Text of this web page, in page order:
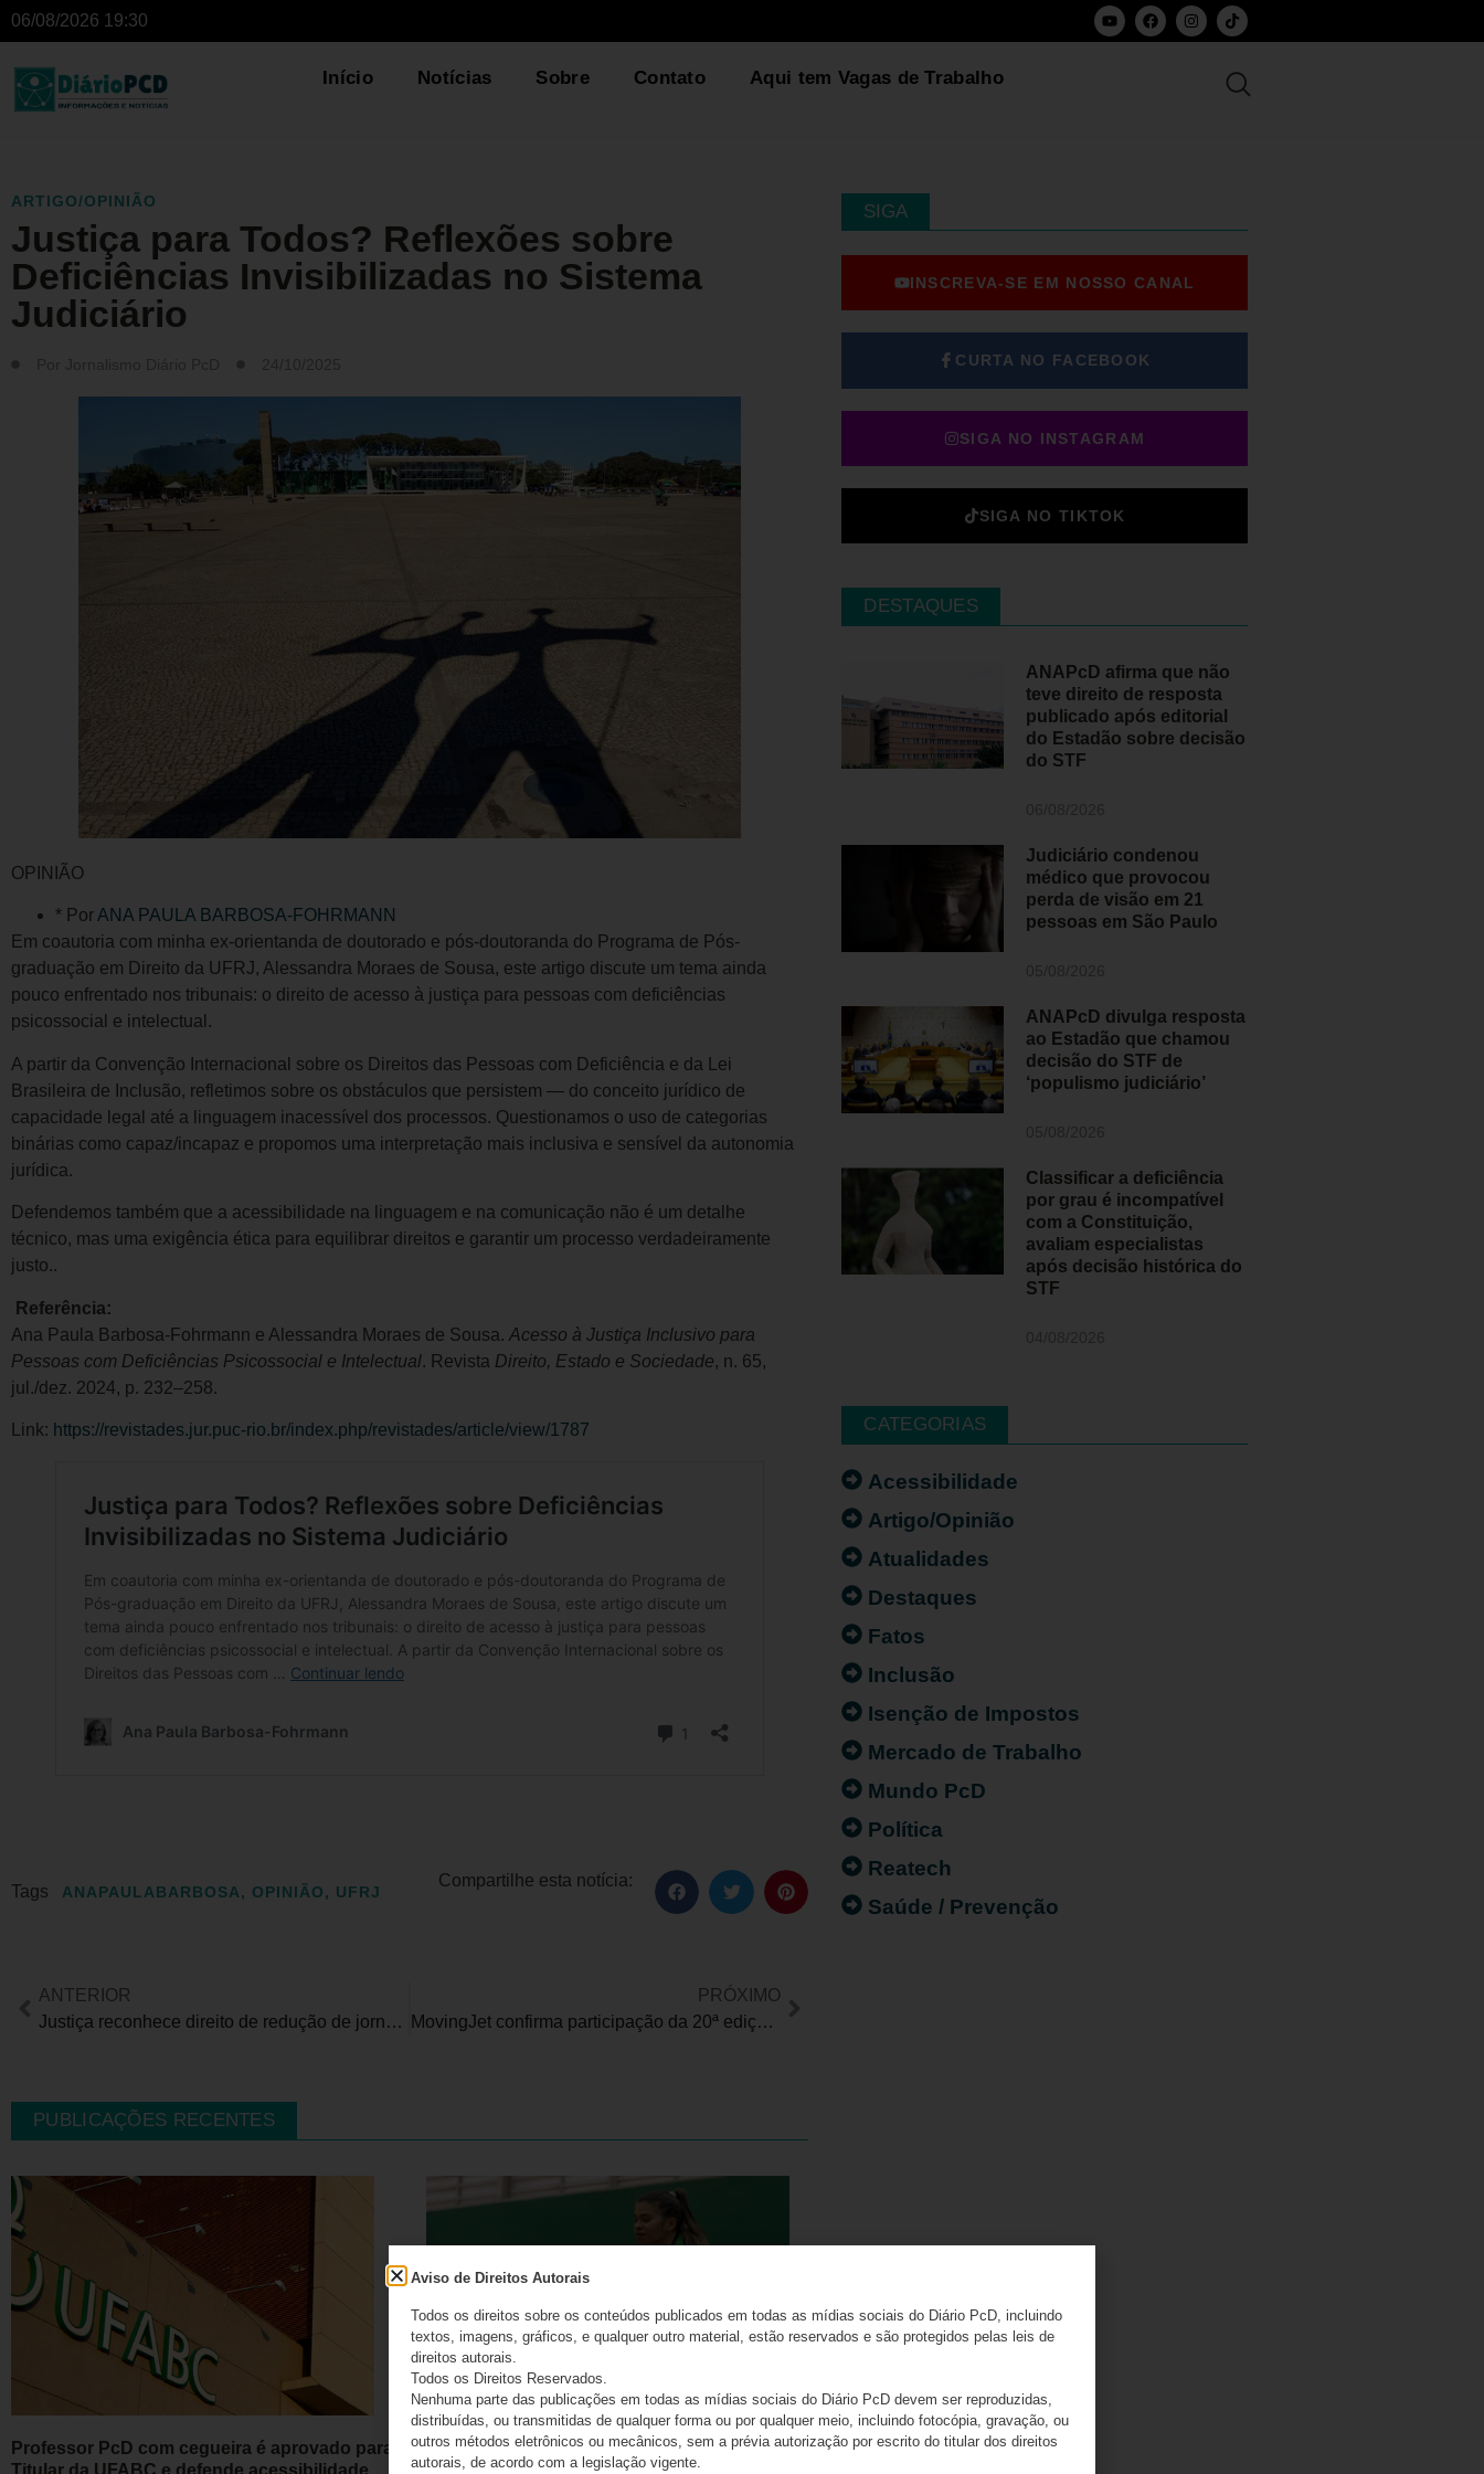
06/08/2026 19:30
Início Notícias Sobre Contato Aqui tem Vagas de Trabalho
ARTIGO/OPINIÃO
Justiça para Todos? Reflexões sobre
Deficiências Invisibilizadas no Sistema
Judiciário
OPINIÃO
* Por ANA PAULA BARBOSA-FOHRMANN
Em coautoria com minha ex-orientanda de doutorado e pós-doutoranda do Programa de Pós-
graduação em Direito da UFRJ, Alessandra Moraes de Sousa, este artigo discute um tema ainda
pouco enfrentado nos tribunais: o direito de acesso à justiça para pessoas com deficiências
psicossocial e intelectual.
A partir da Convenção Internacional sobre os Direitos das Pessoas com Deficiência e da Lei
Brasileira de Inclusão, refletimos sobre os obstáculos que persistem — do conceito jurídico de
capacidade legal até a linguagem inacessível dos processos. Questionamos o uso de categorias
binárias como capaz/incapaz e propomos uma interpretação mais inclusiva e sensível da autonomia
jurídica.
Defendemos também que a acessibilidade na linguagem e na comunicação não é um detalhe
técnico, mas uma exigência ética para equilibrar direitos e garantir um processo verdadeiramente
justo..
Referência:
Ana Paula Barbosa-Fohrmann e Alessandra Moraes de Sousa. Acesso à Justiça Inclusivo para
Pessoas com Deficiências Psicossocial e Intelectual. Revista Direito, Estado e Sociedade, n. 65,
jul./dez. 2024, p. 232–258.
Link: https://revistades.jur.puc-rio.br/index.php/revistades/article/view/1787
Tags ANAPAULABARBOSA, OPINIÃO, UFRJ
Compartilhe esta notícia:
ANTERIOR
Justiça reconhece direito de redução de jornada para pais que cuidam de filhos com deficiência
PRÓXIMO
MovingJet confirma participação da 20ª edição da Reatech, de 6 a 8 de novembro em São Paulo
PUBLICAÇÕES RECENTES
Professor PcD com cegueira é aprovado para
Titular da UFABC e defende acessibilidade
Atletas do Time São Paulo são campeãs do
Internacional de badminton paralímpico
SIGA
INSCREVA-SE EM NOSSO CANAL
CURTA NO FACEBOOK
SIGA NO INSTAGRAM
SIGA NO TIKTOK
DESTAQUES
ANAPcD afirma que não
teve direito de resposta
publicado após editorial
do Estadão sobre decisão
do STF
Judiciário condenou
médico que provocou
perda de visão em 21
pessoas em São Paulo
ANAPcD divulga resposta
ao Estadão que chamou
decisão do STF de
‘populismo judiciário’
Classificar a deficiência
por grau é incompatível
com a Constituição,
avaliam especialistas
após decisão histórica do
STF
CATEGORIAS
Acessibilidade
Artigo/Opinião
Atualidades
Destaques
Fatos
Inclusão
Isenção de Impostos
Mercado de Trabalho
Mundo PcD
Política
Reatech
Saúde / Prevenção
Aviso de Direitos Autorais
Todos os direitos sobre os conteúdos publicados em todas as mídias sociais do Diário PcD, incluindo
textos, imagens, gráficos, e qualquer outro material, estão reservados e são protegidos pelas leis de
direitos autorais.
Todos os Direitos Reservados.
Nenhuma parte das publicações em todas as mídias sociais do Diário PcD devem ser reproduzidas,
distribuídas, ou transmitidas de qualquer forma ou por qualquer meio, incluindo fotocópia, gravação, ou
outros métodos eletrônicos ou mecânicos, sem a prévia autorização por escrito do titular dos direitos
autorais, de acordo com a legislação vigente.